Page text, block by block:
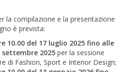
la compilazione e la presentazione
è prevista:
10.00 del 17 luglio 2025 fino alle
settembre 2025 per la sessione
di Fashion, Sport e Interior Design;